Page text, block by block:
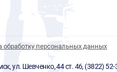
обработку персональных данных
ул. Шевченко, 44 ст. 46, (3822) 52-